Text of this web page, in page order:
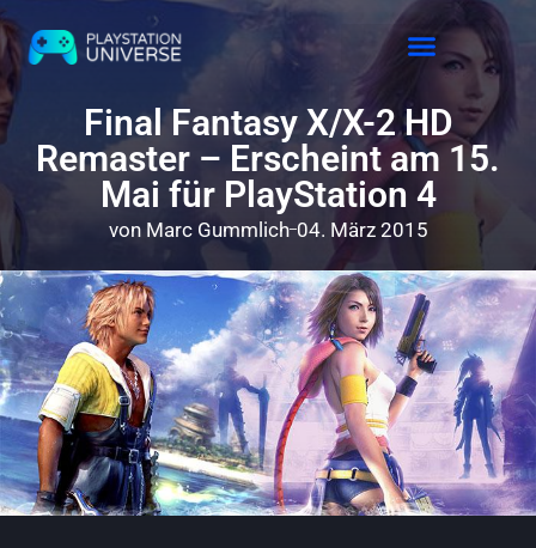
Final Fantasy X/X-2 HD
Remaster – Erscheint am 15.
Mai für PlayStation 4
von Marc Gummlich 04. März 2015